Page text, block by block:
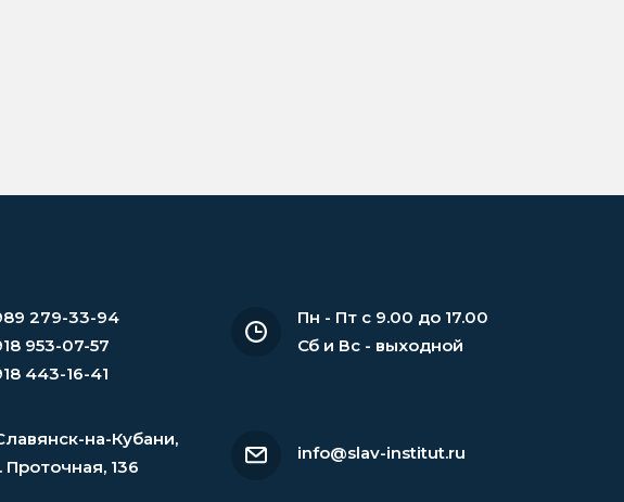
279-33-94
953-07-57
443-16-41
Пн - Пт с 9.00 до 17.00
Сб и Вс - выходной
на-Кубани,
Проточная, 136
info@slav-institut.ru